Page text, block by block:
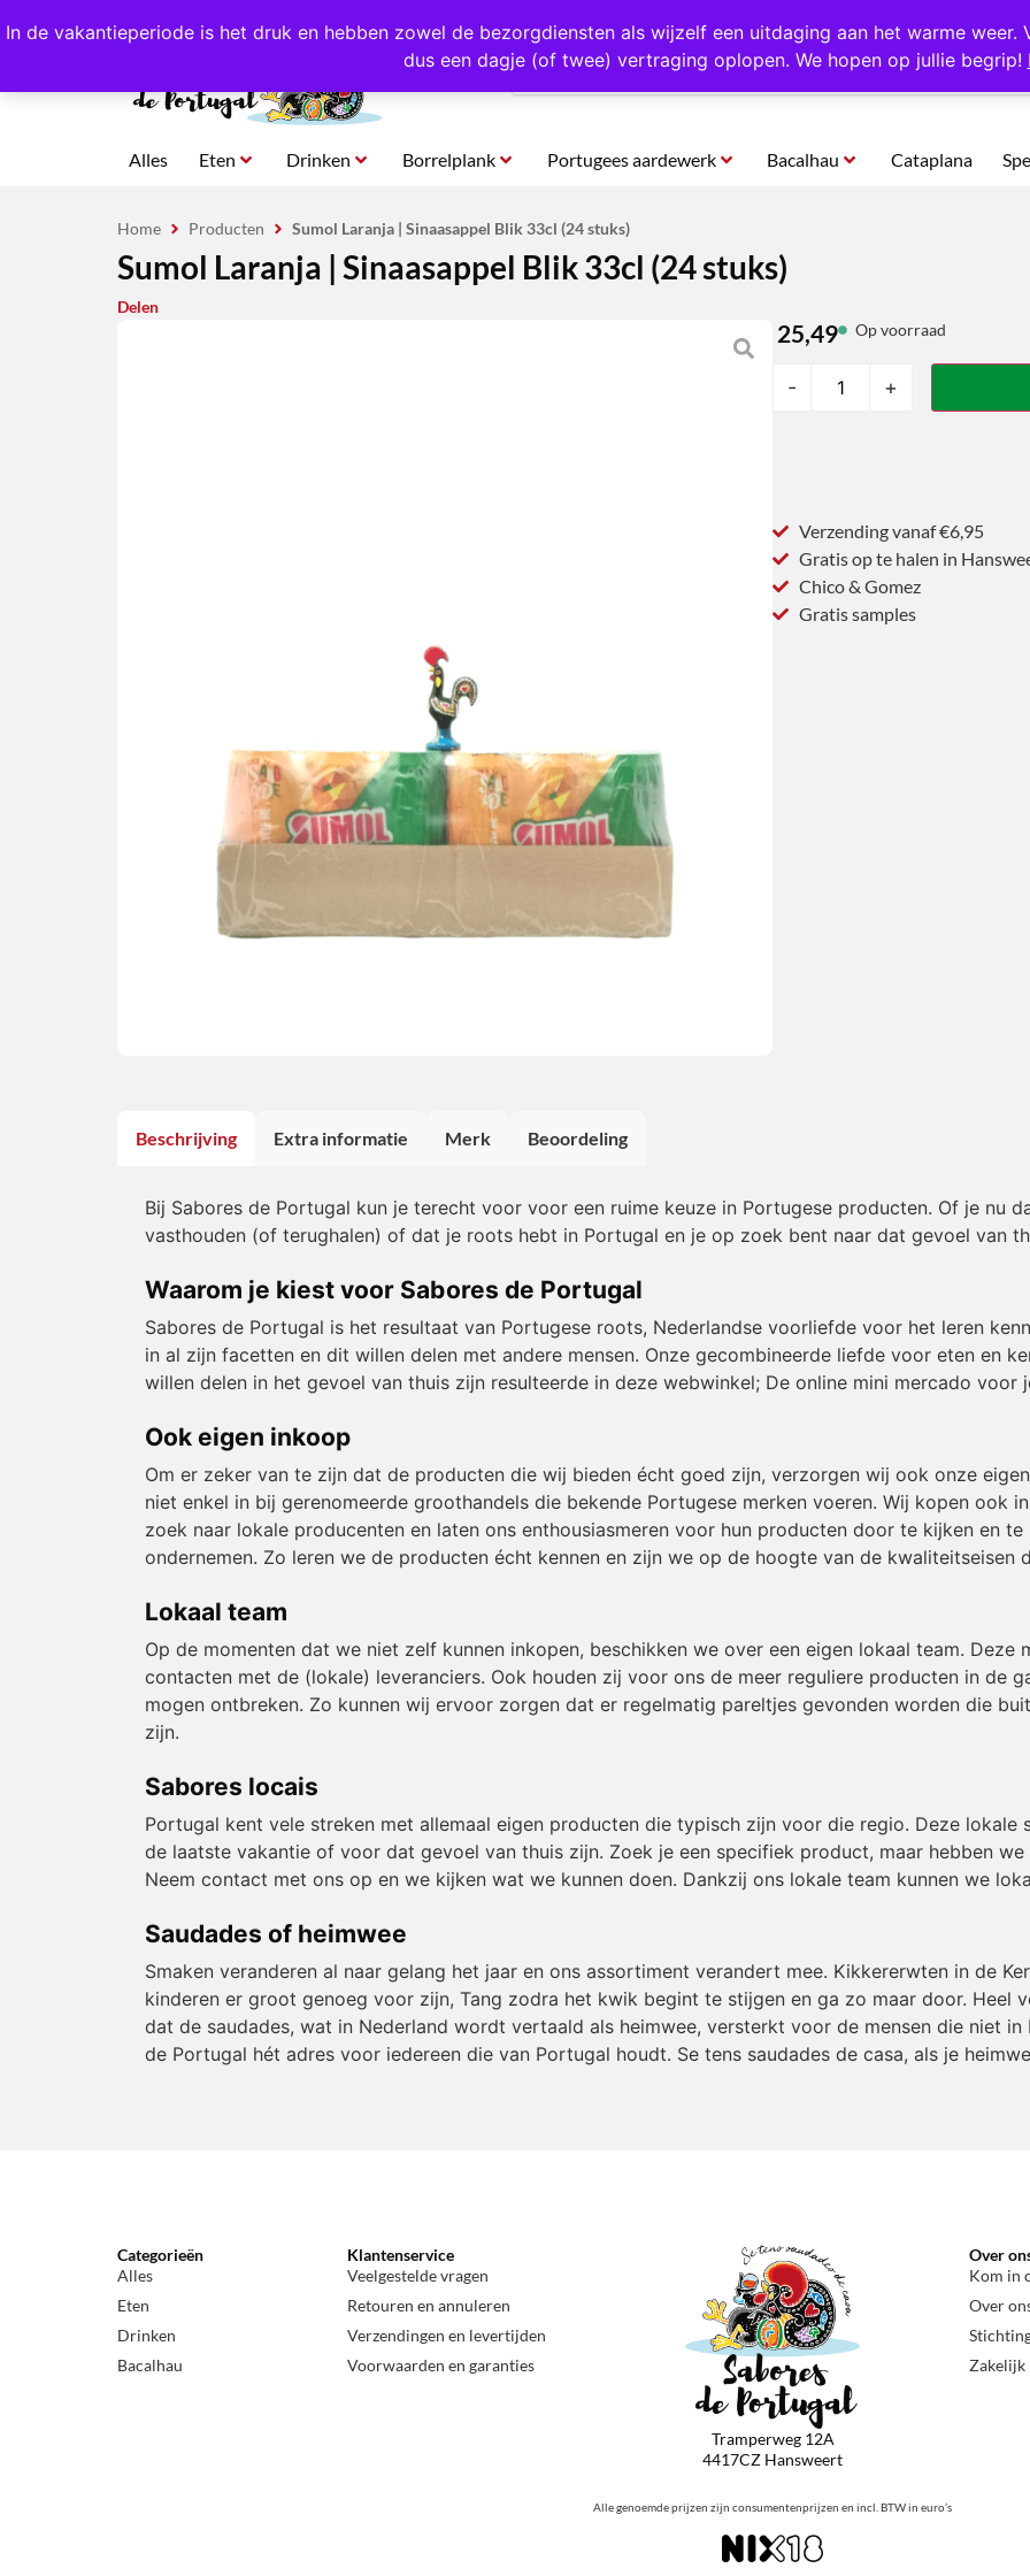
In de vakantieperiode is het druk en hebben zowel de bezorgdiensten als wijzelf een uitdaging aan het warme weer.
dus een dagje (of twee) vertraging oplopen. We hopen op jullie begrip!
4,8/5,0 sterren beoordeeld! Eigen import uit Portugal Altijd 1000 verschillende producten op voorraad Gratis
Alles Eten Drinken Borrelplank Portugees aardewerk Bacalhau Cataplana
Home Producten Sumol Laranja | Sinaasappel Blik 33cl (24 stuks)
Sumol Laranja | Sinaasappel Blik 33cl (24 stuks)
Delen
25,49 Op voorraad
- +
Verzending vanaf €6,95
Gratis op te halen in
Chico & Gomez
Gratis samples
Beschrijving Extra informatie Merk Beoordeling
Bij Sabores de Portugal kun je terecht voor voor een ruime keuze in Portugese producten. Of je nu
vasthouden (of terughalen) of dat je roots hebt in Portugal en je op zoek bent naar dat gevoel van
Waarom je kiest voor Sabores de Portugal
Sabores de Portugal is het resultaat van Portugese roots, Nederlandse voorliefde voor het leren
in al zijn facetten en dit willen delen met andere mensen. Onze gecombineerde liefde voor eten en
willen delen in het gevoel van thuis zijn resulteerde in deze webwinkel; De online mini mercado
Ook eigen inkoop
Om er zeker van te zijn dat de producten die wij bieden écht goed zijn, verzorgen wij ook onze
niet enkel in bij gerenomeerde groothandels die bekende Portugese merken voeren. Wij kopen ook
zoek naar lokale producenten en laten ons enthousiasmeren voor hun producten door te kijken en
ondernemen. Zo leren we de producten écht kennen en zijn we op de hoogte van de kwaliteitseisen
Lokaal team
Op de momenten dat we niet zelf kunnen inkopen, beschikken we over een eigen lokaal team. Deze
contacten met de (lokale) leveranciers. Ook houden zij voor ons de meer reguliere producten in de
mogen ontbreken. Zo kunnen wij ervoor zorgen dat er regelmatig pareltjes gevonden worden die
zijn.
Sabores locais
Portugal kent vele streken met allemaal eigen producten die typisch zijn voor die regio. Deze lokale
de laatste vakantie of voor dat gevoel van thuis zijn. Zoek je een specifiek product, maar hebben
Neem contact met ons op en we kijken wat we kunnen doen. Dankzij ons lokale team kunnen we
Saudades of heimwee
Smaken veranderen al naar gelang het jaar en ons assortiment verandert mee. Kikkererwten in de
kinderen er groot genoeg voor zijn, Tang zodra het kwik begint te stijgen en ga zo maar door. Heel
dat de saudades, wat in Nederland wordt vertaald als heimwee, versterkt voor de mensen die niet
de Portugal hét adres voor iedereen die van Portugal houdt. Se tens saudades de casa, als je
Categorieën
Alles
Eten
Drinken
Bacalhau
Klantenservice
Veelgestelde vragen
Retouren en annuleren
Verzendingen en levertijden
Voorwaarden en garanties
Tramperweg 12A
4417CZ Hansweert
Alle genoemde prijzen zijn consumentenprijzen en incl. BTW in euro’s
Over
Kom in
Over
Zakelijk